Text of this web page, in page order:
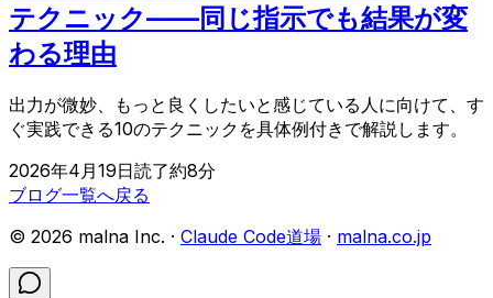
テクニック——同じ指示でも結果が変
わる理由
出力が微妙、もっと良くしたいと感じている人に向けて、す
ぐ実践できる10のテクニックを具体例付きで解説します。
2026年4月19日読了約8分
ブログ一覧へ戻る
© 2026 malna Inc. · Claude Code道場 · malna.co.jp